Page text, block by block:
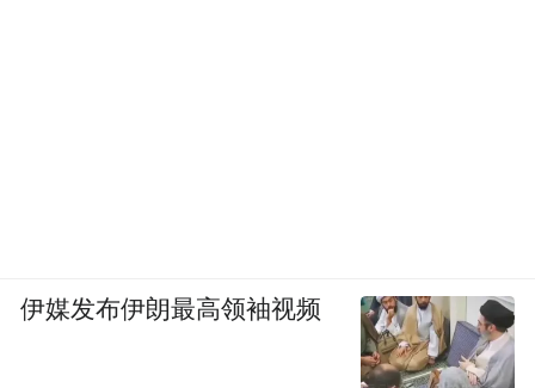
伊媒发布伊朗最高领袖视频